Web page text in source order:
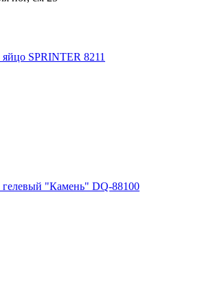
SPRINTER 8211
гелевый "Камень" DQ-88100